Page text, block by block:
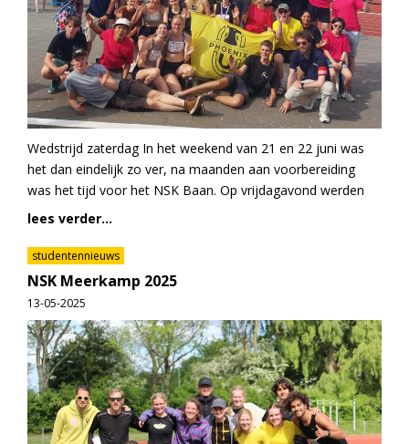
Wedstrijd zaterdag In het weekend van 21 en 22 juni was
het dan eindelijk zo ver, na maanden aan voorbereiding
was het tijd voor het NSK Baan. Op vrijdagavond werden
lees verder...
studentennieuws
NSK Meerkamp 2025
13-05-2025